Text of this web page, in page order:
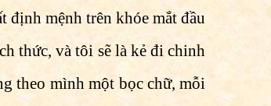
định mệnh trên khóe mắt đầu
thức, và tôi sẽ là kẻ đi chinh
theo mình một bọc chữ, mỗi